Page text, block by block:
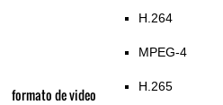
formato de video
H.264
MPEG-4
H.265